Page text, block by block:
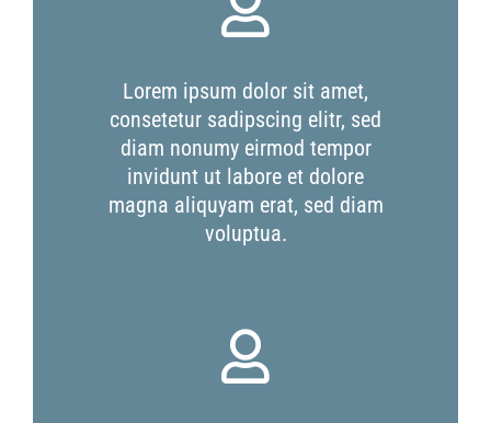
Lorem ipsum dolor sit amet,
consetetur sadipscing elitr, sed
diam nonumy eirmod tempor
invidunt ut labore et dolore
magna aliquyam erat, sed diam
voluptua.